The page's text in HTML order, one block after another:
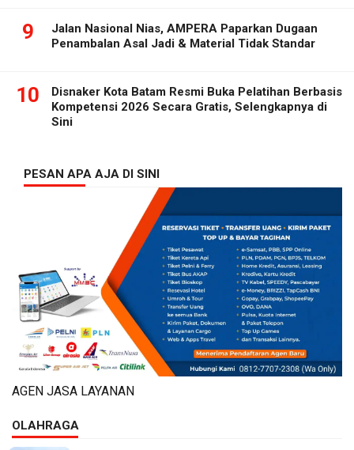
9
Jalan Nasional Nias, AMPERA Paparkan Dugaan
Penambalan Asal Jadi & Material Tidak Standar
10
Disnaker Kota Batam Resmi Buka Pelatihan Berbasis
Kompetensi 2026 Secara Gratis, Selengkapnya di
Sini
PESAN APA AJA DI SINI
AGEN JASA LAYANAN
OLAHRAGA